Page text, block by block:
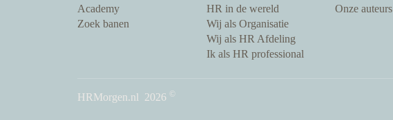
Academy
Zoek banen
HR in de wereld
Wij als Organisatie
Wij als HR Afdeling
Ik als HR professional
Onze auteurs
HRMorgen.nl 2026 ©